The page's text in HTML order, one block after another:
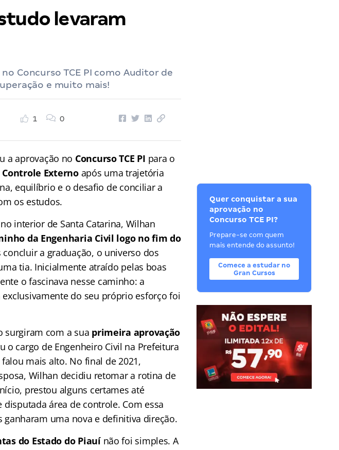
levaram
Concurso TCE PI como Auditor de
e muito mais!
1 0
a aprovação no Concurso TCE PI para o
Externoapós uma trajetória
equilíbrio e o desafio de conciliar a
os estudos.
interior de Santa Catarina, Wilhan
da Engenharia Civil logo no fim do
concluir a graduação, o universo dos
tia. Inicialmente atraído pelas boas
o fascinava nesse caminho: a
do seu próprio esforço foi
surgiram com a sua primeira aprovação
o cargo de Engenheiro Civil na Prefeitura
mais alto. No final de 2021,
Wilhan decidiu retomar a rotina de
prestou alguns certames até
área de controle. Com essa
ganharam uma nova e definitiva direção.
do Estado do Piauínão foi simples. A
Quer conquistar a sua
aprovação no
Concurso TCE PI?
Prepare-se com quem
mais entende do assunto!
Comece a estudar no
Gran Cursos